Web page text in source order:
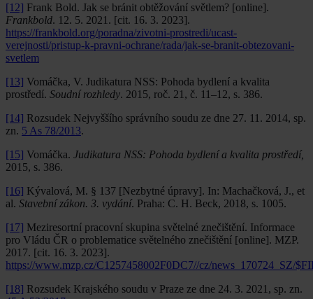
[12] Frank Bold. Jak se bránit obtěžování světlem? [online].
Frankbold. 12. 5. 2021. [cit. 16. 3. 2023].
https://frankbold.org/poradna/zivotni-prostredi/ucast-
verejnosti/pristup-k-pravni-ochrane/rada/jak-se-branit-obtezovani-
svetlem
[13] Vomáčka, V. Judikatura NSS: Pohoda bydlení a kvalita
prostředí. Soudní rozhledy. 2015, roč. 21, č. 11–12, s. 386.
[14] Rozsudek Nejvyššího správního soudu ze dne 27. 11. 2014, sp.
zn. 5 As 78/2013.
[15] Vomáčka. Judikatura NSS: Pohoda bydlení a kvalita prostředí,
2015, s. 386.
[16] Kývalová, M. § 137 [Nezbytné úpravy]. In: Machačková, J., et
al. Stavební zákon. 3. vydání. Praha: C. H. Beck, 2018, s. 1005.
[17] Meziresortní pracovní skupina světelné znečištění. Informace
pro Vládu ČR o problematice světelného znečištění [online]. MZP.
2017. [cit. 16. 3. 2023].
https://www.mzp.cz/C1257458002F0DC7//cz/news_170724_SZ/
[18] Rozsudek Krajského soudu v Praze ze dne 24. 3. 2021, sp. zn.